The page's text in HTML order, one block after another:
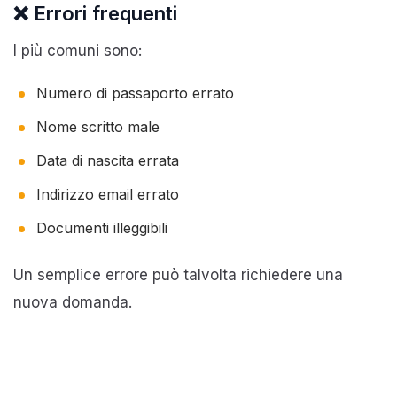
❌ Errori frequenti
I più comuni sono:
Numero di passaporto errato
Nome scritto male
Data di nascita errata
Indirizzo email errato
Documenti illeggibili
Un semplice errore può talvolta richiedere una
nuova domanda.